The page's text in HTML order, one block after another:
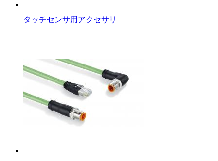
タッチセンサ用アクセサリ